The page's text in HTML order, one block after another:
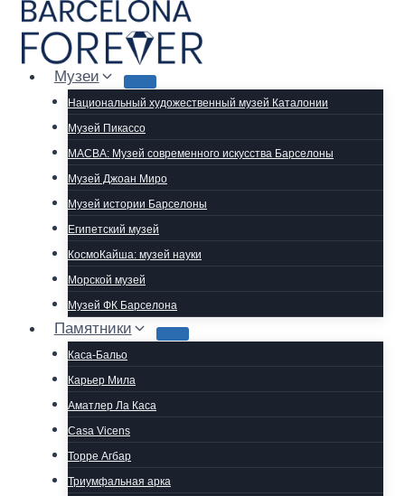
Перейти
содержимому
Музеи
Национальный художественный музей Каталонии
Музей Пикассо
MACBA: Музей современного искусства Барселоны
Музей Джоан Миро
Музей истории Барселоны
Египетский музей
КосмоКайша: музей науки
Морской музей
Музей ФК Барселона
Памятники
Каса-Бальо
Карьер Мила
Аматлер Ла Каса
Casa Vicens
Торре Агбар
Триумфальная арка